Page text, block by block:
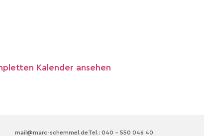
Kalender ansehen
Tel.: 040 – 550 046 40
mail@marc-schemmel.de